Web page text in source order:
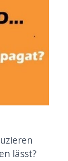
lässt?